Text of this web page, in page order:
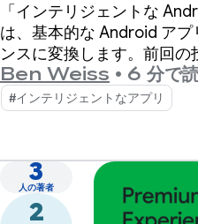
ンス シス
「インテリジェントな
は、基本的な Android ア
ンスに変換します。前回の
リッド AI 機能を構築する
Ben Weiss • 6 分で
#インテリジェントなアプリ
3
人の著者
2